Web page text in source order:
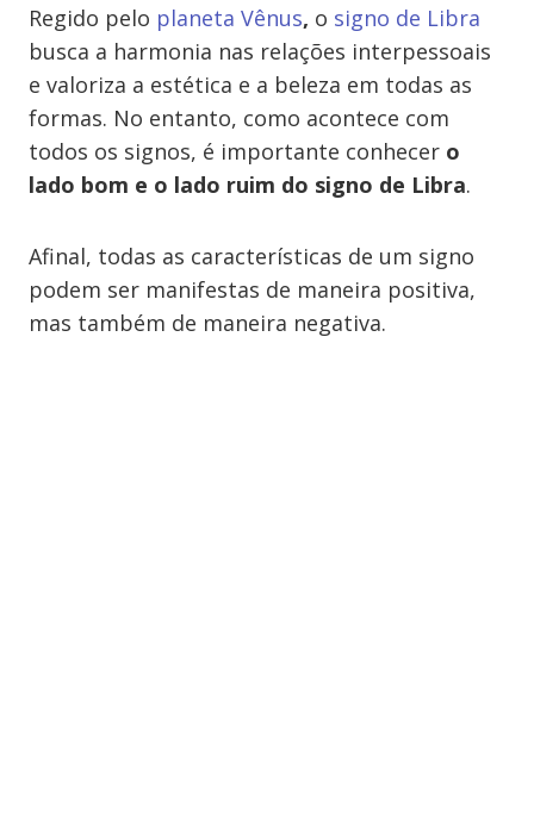
Regido pelo planeta Vênus, o signo de Libra
busca a harmonia nas relações interpessoais
e valoriza a estética e a beleza em todas as
formas. No entanto, como acontece com
todos os signos, é importante conhecer o
lado bom e o lado ruim do signo de Libra.
Afinal, todas as características de um signo
podem ser manifestas de maneira positiva,
mas também de maneira negativa.